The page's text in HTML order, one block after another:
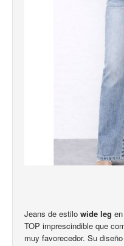
Jeans de estilo wide leg
TOP imprescindible que
muy favorecedor. Su